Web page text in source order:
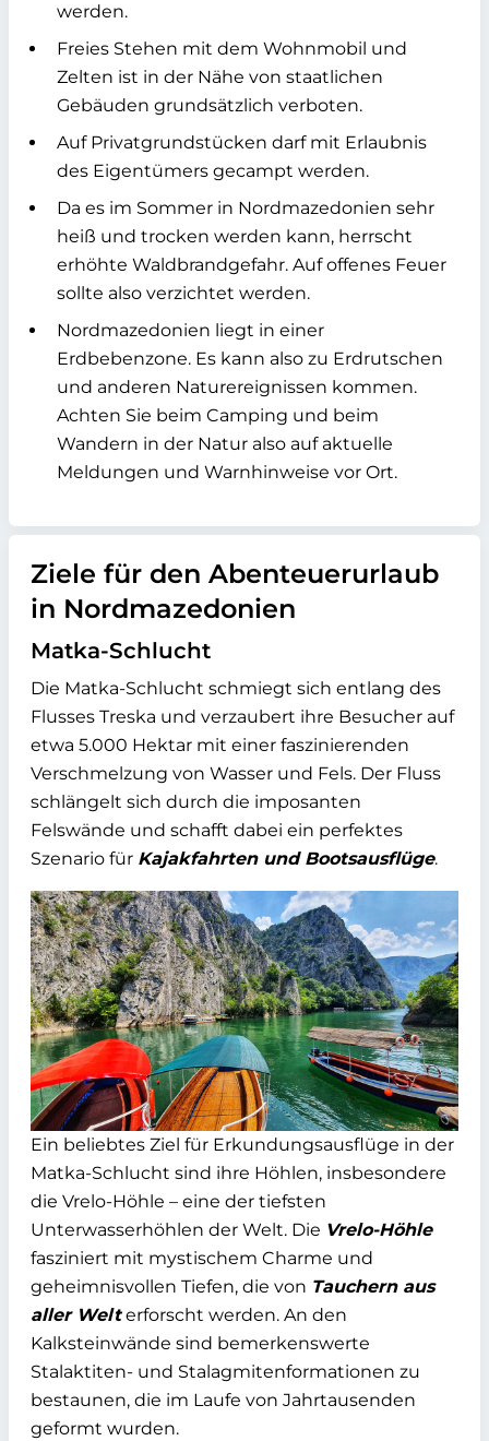
werden.
Freies Stehen mit dem Wohnmobil und
Zelten ist in der Nähe von staatlichen
Gebäuden grundsätzlich verboten.
Auf Privatgrundstücken darf mit Erlaubnis
des Eigentümers gecampt werden.
Da es im Sommer in Nordmazedonien sehr
heiß und trocken werden kann, herrscht
erhöhte Waldbrandgefahr. Auf offenes Feuer
sollte also verzichtet werden.
Nordmazedonien liegt in einer
Erdbebenzone. Es kann also zu Erdrutschen
und anderen Naturereignissen kommen.
Achten Sie beim Camping und beim
Wandern in der Natur also auf aktuelle
Meldungen und Warnhinweise vor Ort.
Ziele für den Abenteuerurlaub
in Nordmazedonien
Matka-Schlucht
Die Matka-Schlucht schmiegt sich entlang des
Flusses Treska und verzaubert ihre Besucher auf
etwa 5.000 Hektar mit einer faszinierenden
Verschmelzung von Wasser und Fels. Der Fluss
schlängelt sich durch die imposanten
Felswände und schafft dabei ein perfektes
Szenario für Kajakfahrten und Bootsausflüge.
Ein beliebtes Ziel für Erkundungsausflüge in der
Matka-Schlucht sind ihre Höhlen, insbesondere
die Vrelo-Höhle – eine der tiefsten
Unterwasserhöhlen der Welt. Die Vrelo-Höhle
fasziniert mit mystischem Charme und
geheimnisvollen Tiefen, die von Tauchern aus
aller Welterforscht werden. An den
Kalksteinwände sind bemerkenswerte
Stalaktiten- und Stalagmitenformationen zu
bestaunen, die im Laufe von Jahrtausenden
geformt wurden.